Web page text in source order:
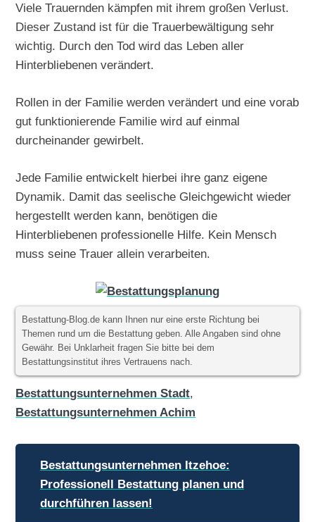
Viele Trauernden kämpfen mit ihrem großen Verlust.
Dieser Zustand ist für die Trauerbewältigung sehr
wichtig. Durch den Tod wird das Leben aller
Hinterbliebenen verändert.
Rollen in der Familie werden verändert und eine vorab
gut funktionierende Familie wird auf einmal
durcheinander gewirbelt.
Jede Familie entwickelt hierbei ihre ganz eigene
Dynamik. Damit das seelische Gleichgewicht wieder
hergestellt werden kann, benötigen die
Hinterbliebenen professionelle Hilfe. Kein Mensch
muss seine Trauer allein verarbeiten.
Bestattung-Blog.de kann Ihnen nur eine erste Richtung bei
Themen rund um die Bestattung geben. Alle Angaben sind ohne
Gewähr. Bei Unklarheit fragen Sie bitte bei dem
Bestattungsinstitut ihres Vertrauens nach.
Bestattungsunternehmen Stadt,
Bestattungsunternehmen Achim
Beitragsnavigation
Bestattungsunternehmen Itzehoe:
Professionell Bestattung planen und
durchführen lassen!